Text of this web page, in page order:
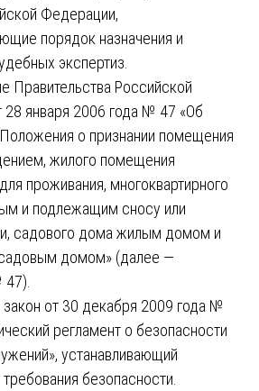
Федерации,
порядок назначения и
экспертиз.
Правительства Российской
января 2006 года № 47 «Об
о признании помещения
жилого помещения
проживания, многоквартирного
и подлежащим сносу или
садового дома жилым домом и
домом» (далее —
от 30 декабря 2009 года №
регламент о безопасности
устанавливающий
безопасности.